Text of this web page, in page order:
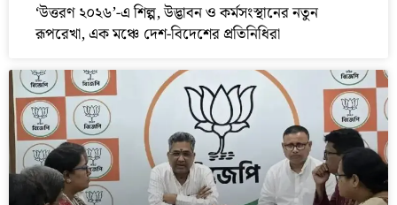
‘উত্তরণ ২০২৬’-এ শিল্প, উদ্ভাবন ও কর্মসংস্থানের নতুন
রূপরেখা, এক মঞ্চে দেশ-বিদেশের প্রতিনিধিরা